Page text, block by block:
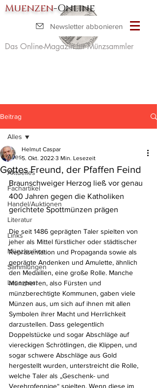
Muenzen-Online
Das Online-Magazin für Münzsammler
Newsletter abbonieren
Beitrag
Alles
Aktuelles
Fachartikel
Handel/Auktionen
Literatur
Links
Münzlexikon
Sammlungen
Leserpost
Alles
Gottes Freund, der Pfaffen Feind
Helmut Caspar
5. Okt. 2022 3 Min. Lesezeit
Braunschweiger Herzog ließ vor genau
400 Jahren gegen die Katholiken
gerichtete Spottmünzen prägen
Die seit 1486 geprägten Taler spielten von
jeher als Mittel fürstlicher oder städtischer
Repräsentation und Propaganda sowie als
geprägte Andenken und Amulette, ähnlich
den Medaillen, eine große Rolle. Manche
Münzherren, also Fürsten und
münzberechtigte Kommunen, gaben viele
Münzen aus, um sich auf ihnen mit allen
Symbolen ihrer Macht und Herrlichkeit
darzustellen. Dass gelegentlich
Doppelstücke und sogar Abschläge auf
viereckigen Schrötlingen, die Klippen, und
sogar schwere Abschläge aus Gold
hergestellt wurden, unterstreicht die Rolle,
welche Taler als „Geschenk- und
Verehrpfennige“ spielten. Wenn diese im